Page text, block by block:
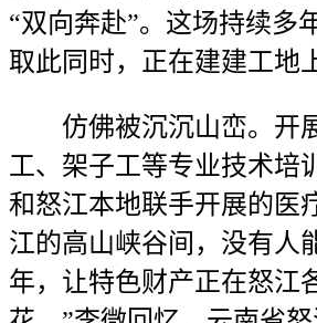
“双向奔赴”。这场持续多
取此同时，正在建建工地
仿佛被沉沉山峦。开
工、架子工等专业技术培
和怒江本地联手开展的医
江的高山峡谷间，没有人
年，让特色财产正在怒江